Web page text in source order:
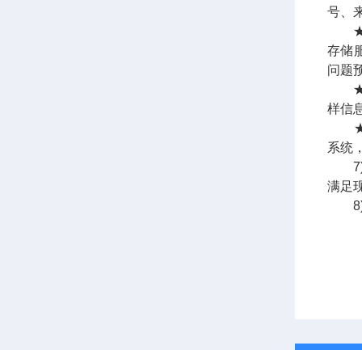
号、
★数
存储
问题
★自
样信
★系
系统
7)该
满足
8)